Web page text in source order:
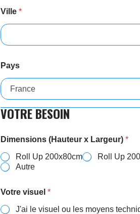
Ville*
Pays
s
u
L
a
r
g
u
)
VOTRE BESOIN
Dimensions (Hauteur x Largeur)*
Roll Up 200x80cm
Roll Up
Autre
Votre visuel*
J'ai le visuel ou les moyens